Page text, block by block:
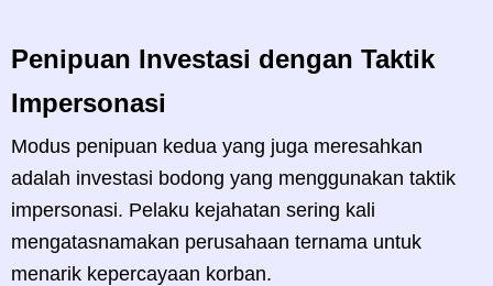
Penipuan Investasi dengan Taktik
Impersonasi
Modus penipuan kedua yang juga meresahkan
adalah investasi bodong yang menggunakan taktik
impersonasi. Pelaku kejahatan sering kali
mengatasnamakan perusahaan ternama untuk
menarik kepercayaan korban.